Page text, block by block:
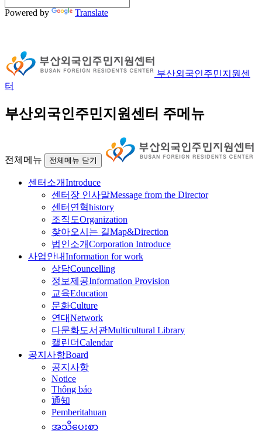
Powered by Translate
부산외국인주민지원센
터
부산외국인주민지원센터 주메뉴
전체메뉴 전체메뉴 닫기
센터소개Introduce
센터장 인사말Message from the Director
센터연혁history
조직도Organization
찾아오시는 길Map&Direction
법인소개Corporation Introduce
사업안내Information for work
상담Councelling
정보제공Information Provision
교육Education
문화Culture
연대Network
다문화도서관Multicultural Library
캘린더Calendar
공지사항Board
공지사항
Notice
Thông báo
通知
Pemberitahuan
အသိပေးစာ